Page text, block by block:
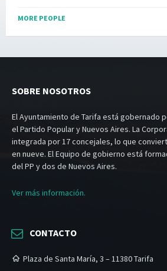
MORE PEOPLE
SOBRE NOSOTROS
El Ayuntamiento de Tarifa está gobernado
el Partido Popular y Nuevos Aires. La
integrada por 17 concejales, lo que
en nueve. El Equipo de gobierno está
del PP y dos de Nuevos Aires.
Ver más información.
CONTACTO
Plaza de Santa María, 3 – 11380 Tarifa